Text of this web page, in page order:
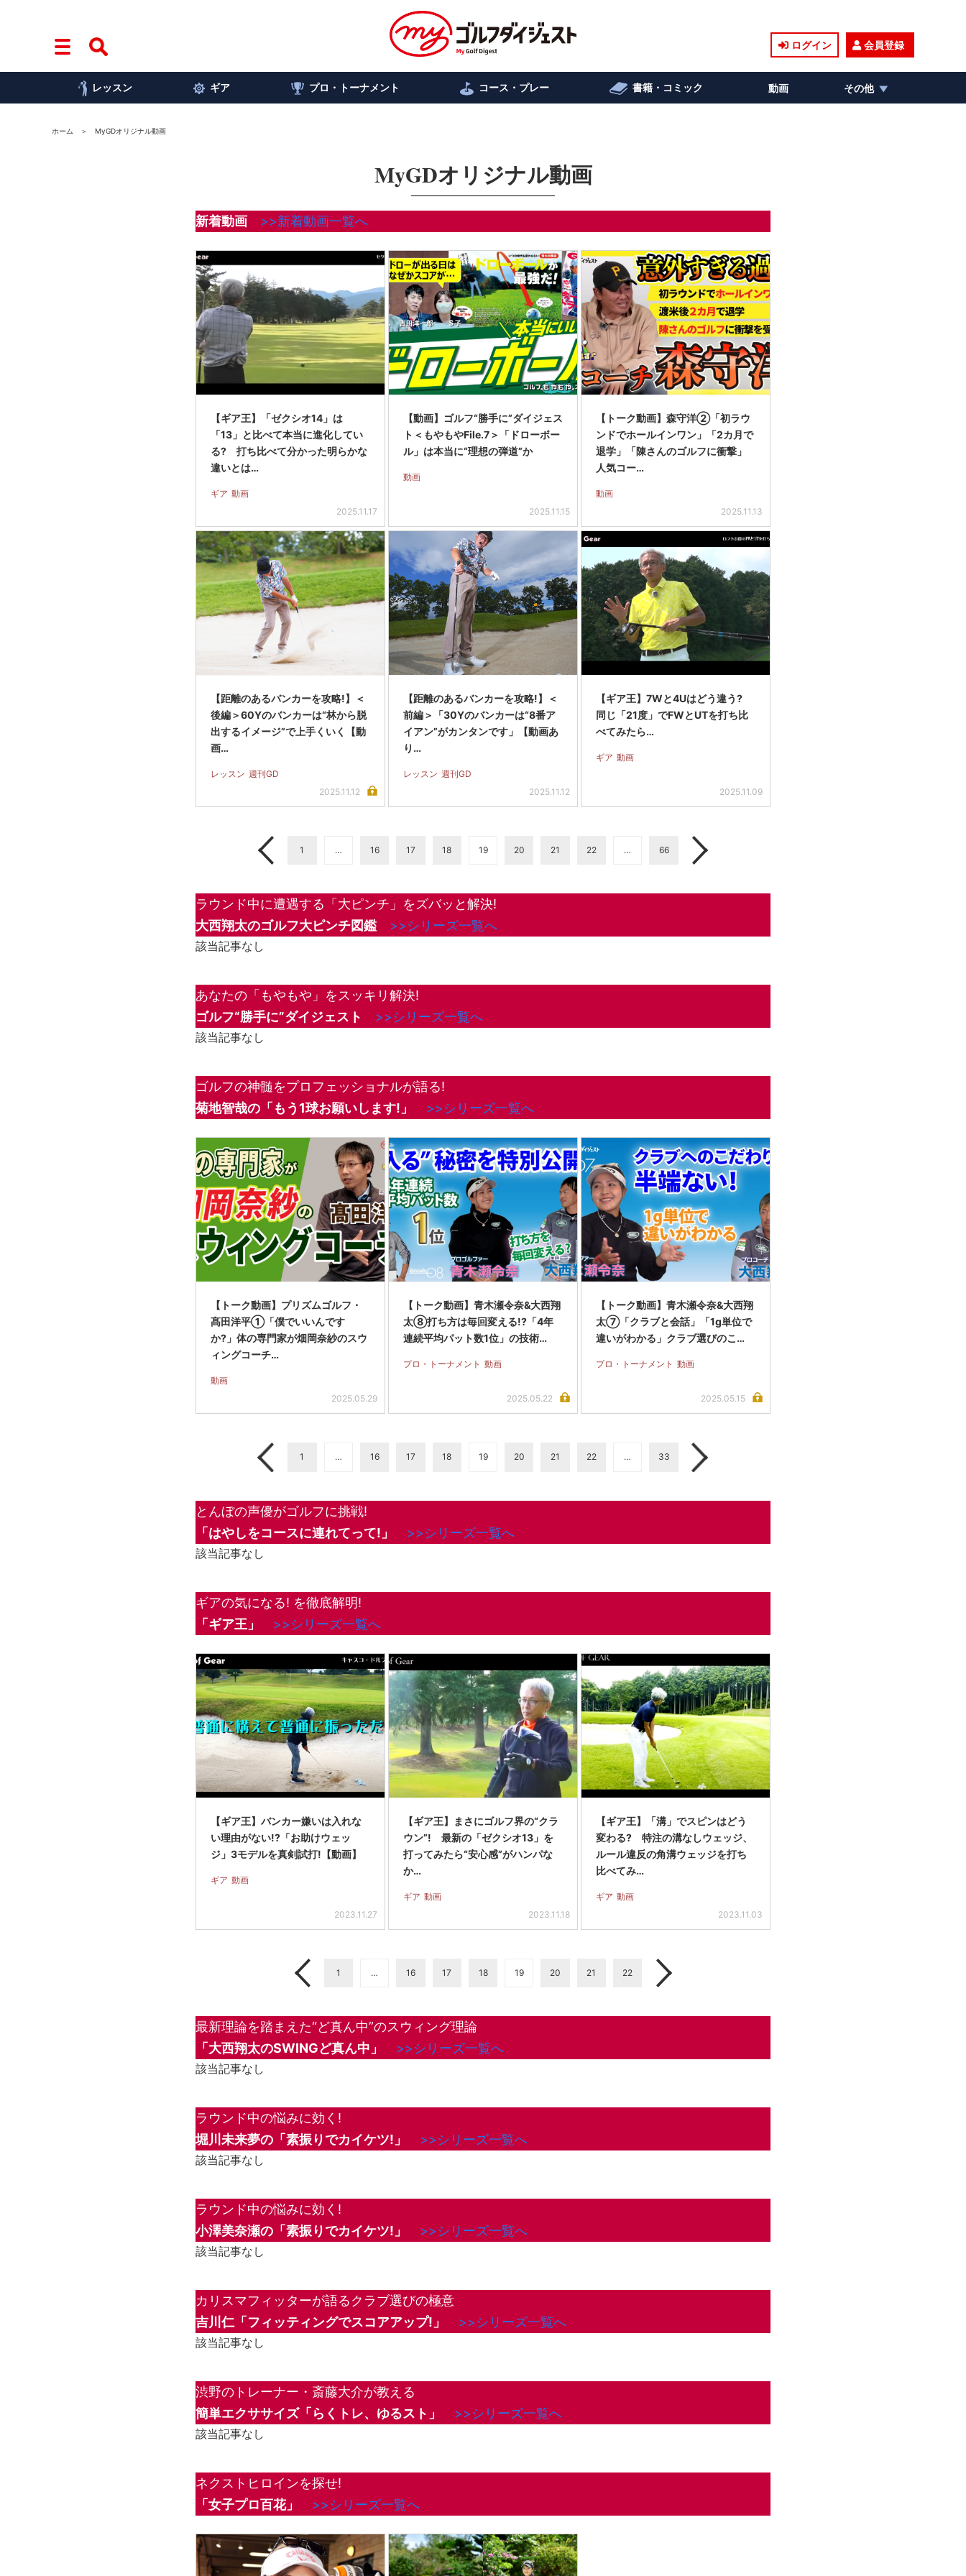
ログイン 会員登録
レッスン ギア プロ・トーナメント コース・プレー 書籍・コミック 動画 その他
ホーム MyGDオリジナル動画
MyGDオリジナル動画
新着動画 >>新着動画一覧へ
【ギア王】「ゼクシオ14」は
「13」と比べて本当に進化してい
る? 打ち比べて分かった明らかな
違いとは…
ギア 動画
2025.11.17
【動画】ゴルフ“勝手に”ダイジェス
ト＜もやもやFile.7＞「ドローボー
ル」は本当に“理想の弾道”か
動画
2025.11.15
【トーク動画】森守洋②「初ラウ
ンドでホールインワン」「2カ月で
退学」「陳さんのゴルフに衝撃」
人気コー…
動画
2025.11.13
【距離のあるバンカーを攻略!】＜
後編＞60Yのバンカーは“林から脱
出するイメージ”で上手くいく【動
画…
レッスン 週刊GD
2025.11.12
【距離のあるバンカーを攻略!】＜
前編＞「30Yのバンカーは“8番ア
イアン”がカンタンです」【動画あ
り…
レッスン 週刊GD
2025.11.12
【ギア王】7Wと4Uはどう違う?
同じ「21度」でFWとUTを打ち比
べてみたら…
ギア 動画
2025.11.09
1 … 16 17 18 19 20 21 22 … 66
ラウンド中に遭遇する「大ピンチ」をズバッと解決!
大西翔太のゴルフ大ピンチ図鑑
>>シリーズ一覧へ
該当記事なし
あなたの「もやもや」をスッキリ解決!
ゴルフ“勝手に”ダイジェスト
>>シリーズ一覧へ
該当記事なし
ゴルフの神髄をプロフェッショナルが語る!
菊地智哉の「もう1球お願いします! 」 >>シリーズ一覧へ
【トーク動画】プリズムゴルフ・
髙田洋平①「僕でいいんです
か?」体の専門家が畑岡奈紗のスウ
ィングコーチ…
動画
2025.05.29
【トーク動画】青木瀬令奈&大西翔
太⑧打ち方は毎回変える!?「4年
連続平均パット数1位」の技術…
プロ・トーナメント 動画
2025.05.22
【トーク動画】青木瀬令奈&大西翔
太⑦「クラブと会話」「1g単位で
違いがわかる」クラブ選びのこ…
プロ・トーナメント 動画
2025.05.15
1 … 16 17 18 19 20 21 22 … 33
とんぼの声優がゴルフに挑戦!
「はやしをコースに連れてって!」
>>シリーズ一覧へ
該当記事なし
ギアの気になる! を徹底解明!
「ギア王」
>>シリーズ一覧へ
【ギア王】バンカー嫌いは入れな
い理由がない!?「お助けウェッ
ジ」3モデルを真剣試打!【動画】
ギア 動画
2023.11.27
【ギア王】まさにゴルフ界の“クラ
ウン”! 最新の「ゼクシオ13」を
打ってみたら“安心感”がハンパな
か…
ギア 動画
2023.11.18
【ギア王】「溝」でスピンはどう
変わる? 特注の溝なしウェッジ、
ルール違反の角溝ウェッジを打ち
比べてみ…
ギア 動画
2023.11.03
1 … 16 17 18 19 20 21 22
最新理論を踏まえた“ど真ん中”のスウィング理論
「大西翔太のSWINGど真ん中」
>>シリーズ一覧へ
該当記事なし
ラウンド中の悩みに効く!
堀川未来夢の「素振りでカイケツ!」
>>シリーズ一覧へ
該当記事なし
ラウンド中の悩みに効く!
小澤美奈瀬の「素振りでカイケツ!」
>>シリーズ一覧へ
該当記事なし
カリスマフィッターが語るクラブ選びの極意
吉川仁「フィッティングでスコアアップ!」
>>シリーズ一覧へ
該当記事なし
渋野のトレーナー・斎藤大介が教える
簡単エクササイズ「らくトレ、ゆるスト」
>>シリーズ一覧へ
該当記事なし
ネクストヒロインを探せ!
「女子プロ百花」
>>シリーズ一覧へ